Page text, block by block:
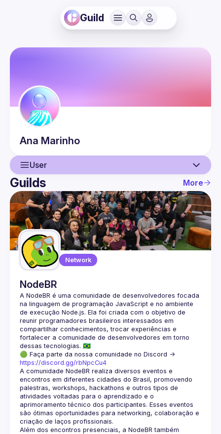
Guild
Ana Marinho
User
User
Events
Guilds
Guilds More
Network
NodeBR
A NodeBR é uma comunidade de desenvolvedores focada
na linguagem de programação JavaScript e no ambiente
de execução Node.js. Ela foi criada com o objetivo de
reunir programadores brasileiros interessados em
compartilhar conhecimentos, trocar experiências e
fortalecer a comunidade de desenvolvedores em torno
🟢 Faça parte da nossa comunidade no Discord ->
https://discord.gg/rbNpcCu4
A comunidade NodeBR realiza diversos eventos e
encontros em diferentes cidades do Brasil, promovendo
palestras, workshops, hackathons e outros tipos de
atividades voltadas para o aprendizado e o
aprimoramento técnico dos participantes. Esses eventos
são ótimas oportunidades para networking, colaboração e
Além dos encontros presenciais, a NodeBR também